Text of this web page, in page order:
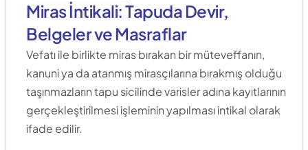
Miras İntikali: Tapuda Devir,
Belgeler ve Masraflar
Vefatı ile birlikte miras bırakan bir müteveffanın,
kanuni ya da atanmış mirasçılarına bırakmış olduğu
taşınmazların tapu sicilinde varisler adına kayıtlarının
gerçekleştirilmesi işleminin yapılması intikal olarak
ifade edilir.